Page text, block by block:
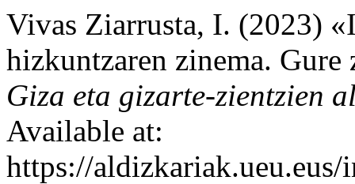
Vivas Ziarrusta, I. (2023)
hizkuntzaren zinema.
Giza eta gizarte-zientzien
Available at:
https://